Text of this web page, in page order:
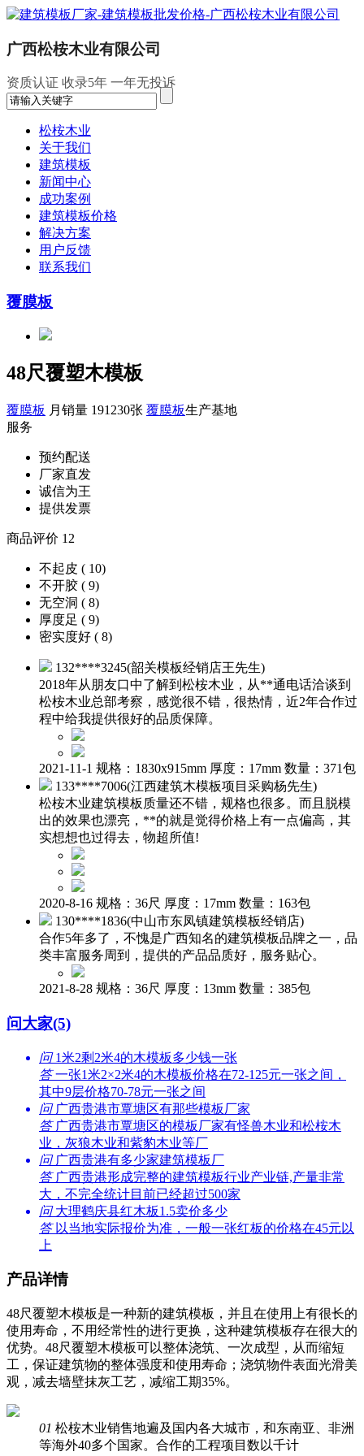
广西松桉木业有限公司
资质认证 收录5年 一年无投诉
松桉木业
关于我们
建筑模板
新闻中心
成功案例
建筑模板价格
解决方案
用户反馈
联系我们
覆膜板
48尺覆塑木模板
覆膜板 月销量 191230张 覆膜板生产基地
服务
预约配送
厂家直发
诚信为王
提供发票
商品评价 12
不起皮 ( 10)
不开胶 ( 9)
无空洞 ( 8)
厚度足 ( 9)
密实度好 ( 8)
132****3245(韶关模板经销店王先生)
2018年从朋友口中了解到松桉木业，从**通电话洽谈到
松桉木业总部考察，感觉很不错，很热情，近2年合作过
程中给我提供很好的品质保障。
2021-11-1 规格：1830x915mm 厚度：17mm 数量：371包
133****7006(江西建筑木模板项目采购杨先生)
松桉木业建筑模板质量还不错，规格也很多。而且脱模
出的效果也漂亮，**的就是觉得价格上有一点偏高，其
实想想也过得去，物超所值!
2020-8-16 规格：36尺 厚度：17mm 数量：163包
130****1836(中山市东凤镇建筑模板经销店)
合作5年多了，不愧是广西知名的建筑模板品牌之一，品
类丰富服务周到，提供的产品品质好，服务贴心。
2021-8-28 规格：36尺 厚度：13mm 数量：385包
问大家(5)
问 1米2剩2米4的木模板多少钱一张
答 一张1米2×2米4的木模板价格在72-125元一张之间，
其中9层价格70-78元一张之间
问 广西贵港市覃塘区有那些模板厂家
答 广西贵港市覃塘区的模板厂家有怪兽木业和松桉木
业，灰狼木业和紫豹木业等厂
问 广西贵港有多少家建筑模板厂
答 广西贵港形成完整的建筑模板行业产业链,产量非常
大，不完全统计目前已经超过500家
问 大理鹤庆县红木板1.5卖价多少
答 以当地实际报价为准，一般一张红板的价格在45元以
上
产品详情
48尺覆塑木模板是一种新的建筑模板，并且在使用上有很长的
使用寿命，不用经常性的进行更换，这种建筑模板存在很大的
优势。48尺覆塑木模板可以整体浇筑、一次成型，从而缩短
工，保证建筑物的整体强度和使用寿命；浇筑物件表面光滑美
观，减去墙壁抹灰工艺，减缩工期35%。
01 松桉木业销售地遍及国内各大城市，和东南亚、非洲
等海外40多个国家。合作的工程项目数以千计